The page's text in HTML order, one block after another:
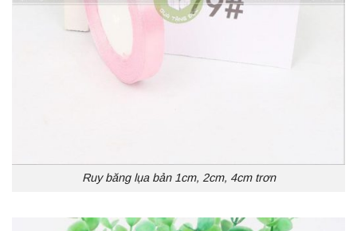
Ruy băng lụa bản 1cm, 2cm, 4cm trơn